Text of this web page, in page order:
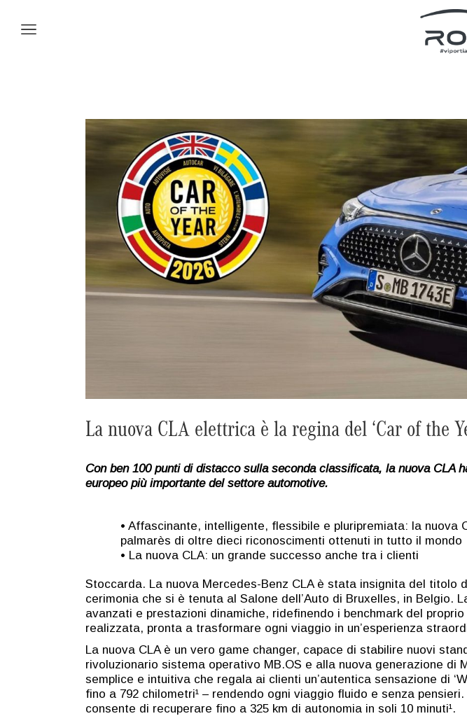
Accessori e
Collection
La nuova CLA elettrica è la regina del ‘Car of the
Con ben 100 punti di distacco sulla seconda classificata, la nuova CLA
europeo più importante del settore automotive.
• Affascinante, intelligente, flessibile e pluripremiata: la nuova
palmarès di oltre dieci riconoscimenti ottenuti in tutto il mondo
• La nuova CLA: un grande successo anche tra i clienti
Stoccarda. La nuova Mercedes-Benz CLA è stata insignita del titolo
cerimonia che si è tenuta al Salone dell’Auto di Bruxelles, in Belgio.
avanzati e prestazioni dinamiche, ridefinendo i benchmark del
realizzata, pronta a trasformare ogni viaggio in un’esperienza
La nuova CLA è un vero game changer, capace di stabilire nuovi
rivoluzionario sistema operativo MB.OS e alla nuova generazione di
semplice e intuitiva che regala ai clienti un’autentica sensazione di
fino a 792 chilometri¹ – rendendo ogni viaggio fluido e senza
consente di recuperare fino a 325 km di autonomia in soli 10 minuti¹.